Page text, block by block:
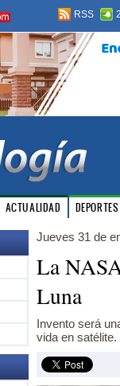
RSS
ACTUALIDAD DEPORTES
Jueves 31 de
La
Luna
Invento será
vida en satélite.